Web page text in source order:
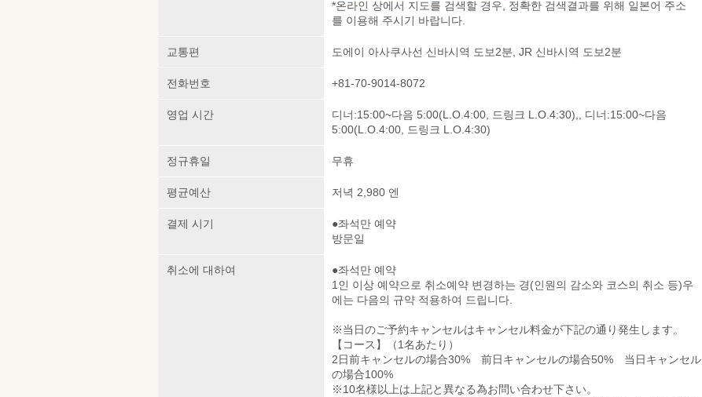
*온라인 상에서 지도를 검색할 경우, 정확한 검색결과를 위해 일본어 주소
를 이용해 주시기 바랍니다.
교통편 도에이 아사쿠사선 신바시역 도보2분, JR 신바시역 도보2분
전화번호 +81-70-9014-8072
영업 시간
디너:15:00~다음 5:00(L.O.4:00, 드링크 L.O.4:30),, 디너:15:00~다음
5:00(L.O.4:00, 드링크 L.O.4:30)
정규휴일 무휴
평균예산 저녁 2,980 엔
결제 시기
●좌석만 예약
방문일
취소에 대하여
●좌석만 예약
1인 이상 예약으로 취소예약 변경하는 경(인원의 감소와 코스의 취소 등)우
에는 다음의 규약 적용하여 드립니다.
※当日のご予約キャンセルはキャンセル料金が下記の通り発生します。
【コース】（1名あたり）
2日前キャンセルの場合30% 前日キャンセルの場合50% 当日キャンセル
の場合100%
※10名様以上は上記と異なる為お問い合わせ下さい。